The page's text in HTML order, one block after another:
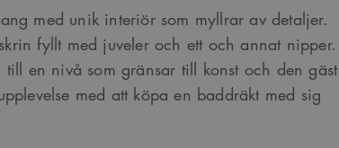
med unik interiör som myllrar av detaljer.
fyllt med juveler och ett och annat nipper.
en nivå som gränsar till konst och den gäst
med att köpa en baddräkt med sig